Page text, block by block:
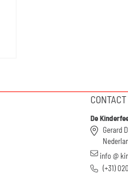
CONTACT
De
Gerard
info @
(+31)